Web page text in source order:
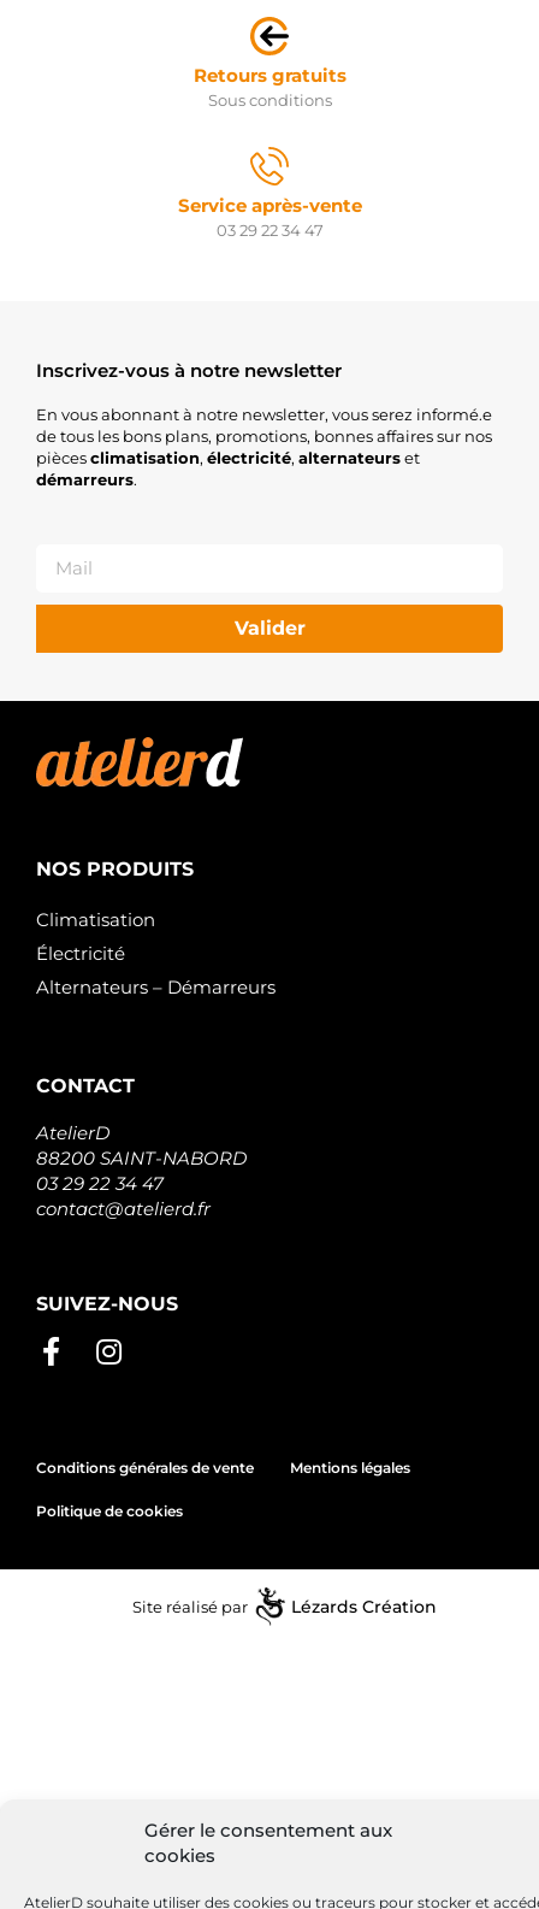
Gérer le consentement aux
cookies
AtelierD souhaite utiliser des cookies ou traceurs pour stocker et
Retours gratuits
Sous conditions
Service après-vente
03 29 22 34 47
Inscrivez-vous à notre newsletter
En vous abonnant à notre newsletter, vous serez informé.e
de tous les bons plans, promotions, bonnes affaires sur nos
piècesclimatisation, électricité, alternateurset
démarreurs.
Valider
NOS PRODUITS
Climatisation
Électricité
Alternateurs – Démarreurs
CONTACT
AtelierD
88200 SAINT-NABORD
03 29 22 34 47
contact@atelierd.fr
SUIVEZ-NOUS
Conditions générales de vente Mentions légales
Politique de cookies
Site réalisé par Lézards Création